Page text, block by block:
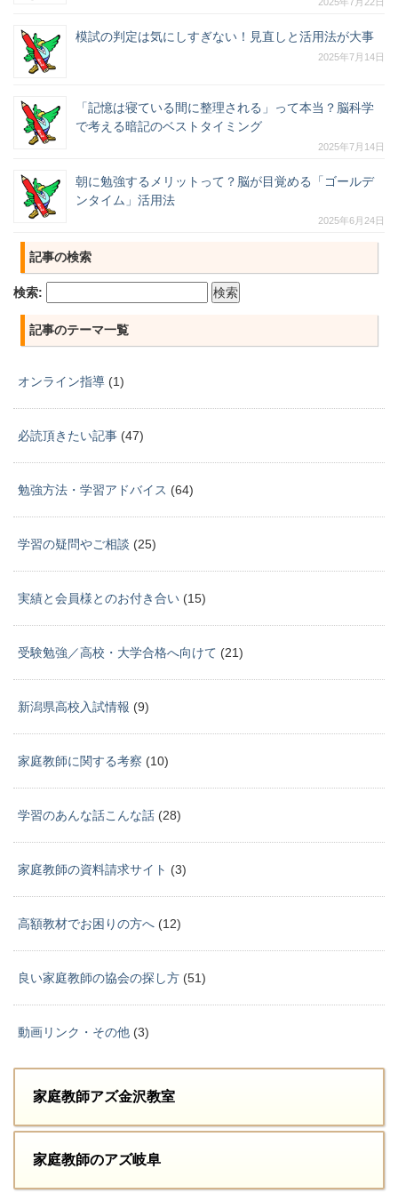
模試の判定は気にしすぎない！見直しと活用法が大事
2025年7月14日
「記憶は寝ている間に整理される」って本当？脳科学
で考える暗記のベストタイミング
2025年7月14日
朝に勉強するメリットって？脳が目覚める「ゴールデ
ンタイム」活用法
2025年6月24日
記事の検索
検索:
記事のテーマ一覧
オンライン指導 (1)
必読頂きたい記事 (47)
勉強方法・学習アドバイス (64)
学習の疑問やご相談 (25)
実績と会員様とのお付き合い (15)
受験勉強／高校・大学合格へ向けて (21)
新潟県高校入試情報 (9)
家庭教師に関する考察 (10)
学習のあんな話こんな話 (28)
家庭教師の資料請求サイト (3)
高額教材でお困りの方へ (12)
良い家庭教師の協会の探し方 (51)
動画リンク・その他 (3)
家庭教師アズ金沢教室
家庭教師のアズ岐阜